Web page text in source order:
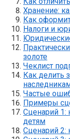
Хранение:
Как
Налоги и
золоте
Чеклист
Как делить
Частые
Примеры
Сценарий 1:
детям
Сценарий 2: